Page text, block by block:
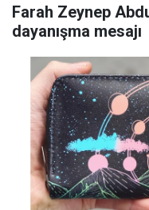
Farah Zeynep
dayanışma mesajı